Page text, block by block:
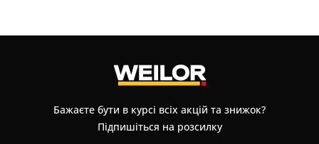
Бажаєте бути в курсі всіх акцій та знижок?
Підпишіться на розсилку